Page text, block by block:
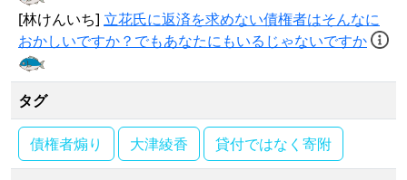
[林けんいち] 立花氏に返済を求めない債権者はそんなに
おかしいですか？でもあなたにもいるじゃないですか
タグ
債権者煽り 大津綾香 貸付ではなく寄附